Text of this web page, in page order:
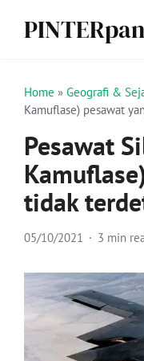
Home » Geografi &
Kamuflase) pesawat
Pesawat
tidak
05/10/2021 3 min